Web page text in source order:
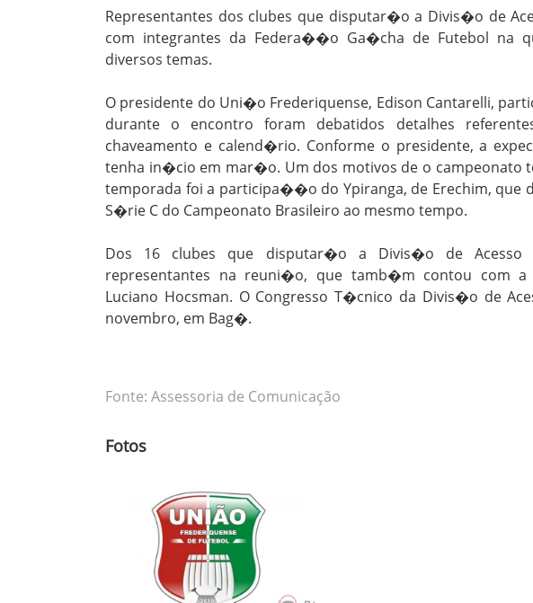
Representantes dos clubes que disputar�o a Divis�o de
com integrantes da Federa��o Ga�cha de Futebol na
diversos temas.
O presidente do Uni�o Frederiquense, Edison Cantarelli,
durante o encontro foram debatidos detalhes
chaveamento e calend�rio. Conforme o presidente, a
tenha in�cio em mar�o. Um dos motivos de o campeonato
temporada foi a participa��o do Ypiranga, de Erechim, que
S�rie C do Campeonato Brasileiro ao mesmo tempo.
Dos 16 clubes que disputar�o a Divis�o de Acesso
representantes na reuni�o, que tamb�m contou com
Luciano Hocsman. O Congresso T�cnico da Divis�o de
novembro, em Bag�.
Fonte: Assessoria de Comunicação
Fotos